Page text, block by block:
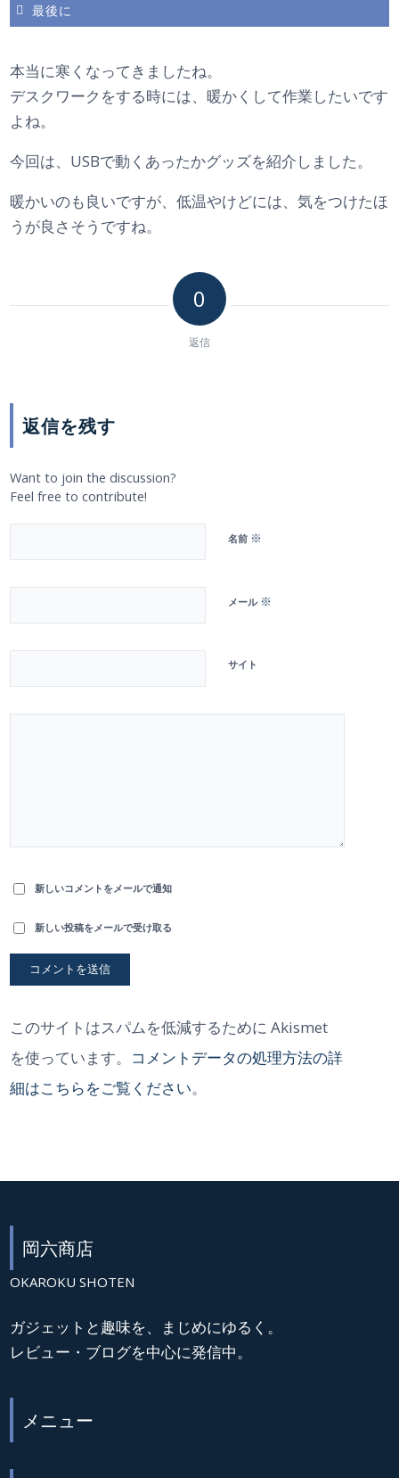
最後に
本当に寒くなってきましたね。
デスクワークをする時には、暖かくして作業したいです
よね。
今回は、USBで動くあったかグッズを紹介しました。
暖かいのも良いですが、低温やけどには、気をつけたほ
うが良さそうですね。
0
返信
返信を残す
Want to join the discussion?
Feel free to contribute!
名前 ※
メール ※
サイト
新しいコメントをメールで通知
新しい投稿をメールで受け取る
このサイトはスパムを低減するために Akismet
を使っています。 コメントデータの処理方法の詳
細はこちらをご覧ください。
岡六商店
OKAROKU SHOTEN
ガジェットと趣味を、まじめにゆるく。
レビュー・ブログを中心に発信中。
メニュー